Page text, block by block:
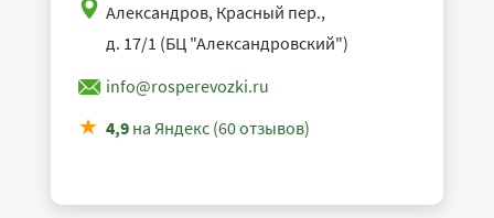
Александров, Красный пер.,
д. 17/1 (БЦ "Александровский")
info@rosperevozki.ru
4,9 на Яндекс (60 отзывов)